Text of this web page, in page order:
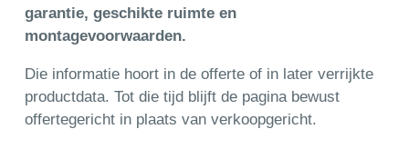
garantie, geschikte ruimte en
montagevoorwaarden.
Die informatie hoort in de offerte of in later verrijkte
productdata. Tot die tijd blijft de pagina bewust
offertegericht in plaats van verkoopgericht.